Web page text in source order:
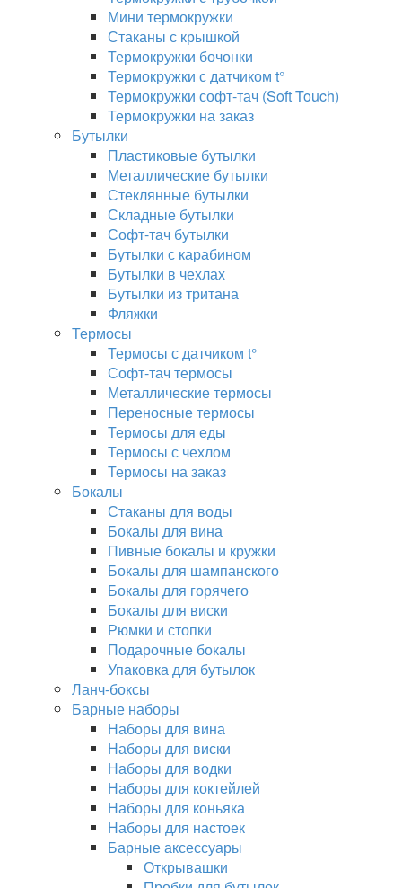
Мини термокружки
Стаканы с крышкой
Термокружки бочонки
Термокружки с датчиком t°
Термокружки софт-тач (Soft Touch)
Термокружки на заказ
Бутылки
Пластиковые бутылки
Металлические бутылки
Стеклянные бутылки
Складные бутылки
Софт-тач бутылки
Бутылки с карабином
Бутылки в чехлах
Бутылки из тритана
Фляжки
Термосы
Термосы с датчиком t°
Софт-тач термосы
Металлические термосы
Переносные термосы
Термосы для еды
Термосы с чехлом
Термосы на заказ
Бокалы
Стаканы для воды
Бокалы для вина
Пивные бокалы и кружки
Бокалы для шампанского
Бокалы для горячего
Бокалы для виски
Рюмки и стопки
Подарочные бокалы
Упаковка для бутылок
Ланч-боксы
Барные наборы
Наборы для вина
Наборы для виски
Наборы для водки
Наборы для коктейлей
Наборы для коньяка
Наборы для настоек
Барные аксессуары
Открывашки